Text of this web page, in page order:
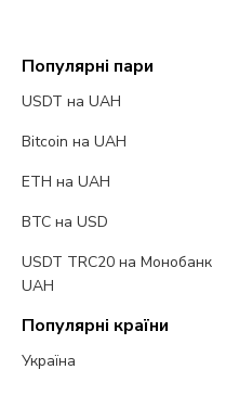
Популярні пари
USDT на UAH
Bitcoin на UAH
ETH на UAH
BTC на USD
USDT TRC20 на Монобанк
UAH
Популярні країни
Україна